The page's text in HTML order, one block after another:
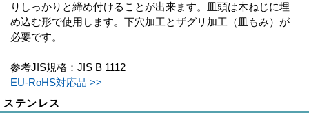
りしっかりと締め付けることが出来ます。皿頭は木ねじに埋
め込む形で使用します。下穴加工とザグリ加工（皿もみ）が
必要です。
参考JIS規格：JIS B 1112
EU-RoHS対応品 >>
ステンレス